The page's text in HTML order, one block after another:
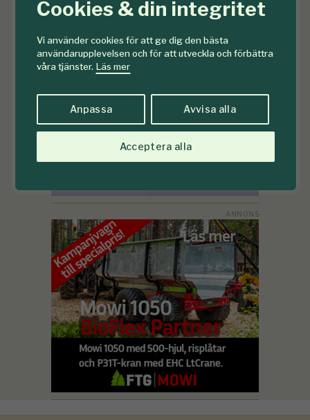
Cookies & din integritet
Vi använder cookies för att ge dig den bästa
användarupplevelsen och för att utveckla och förbättra
våra tjänster. Läs mer
Anpassa Avvisa alla
Acceptera alla